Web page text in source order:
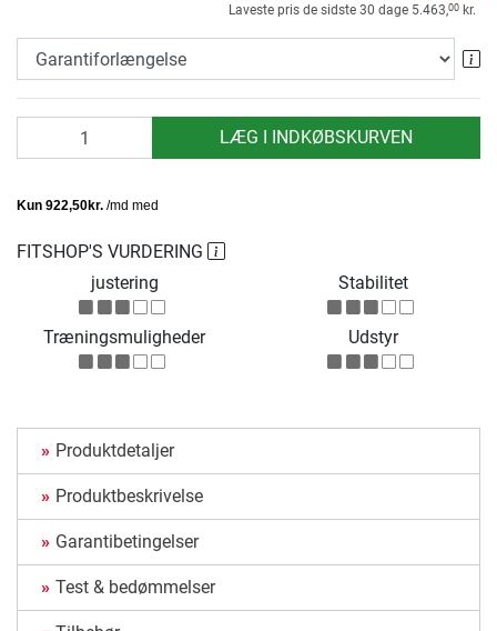
Laveste pris de sidste 30 dage 5.463,00 kr.
LÆG I INDKØBSKURVEN
FITSHOP'S VURDERING
justering
Stabilitet
Træningsmuligheder Udstyr
Produktdetaljer
Produktbeskrivelse
Garantibetingelser
Test & bedømmelser